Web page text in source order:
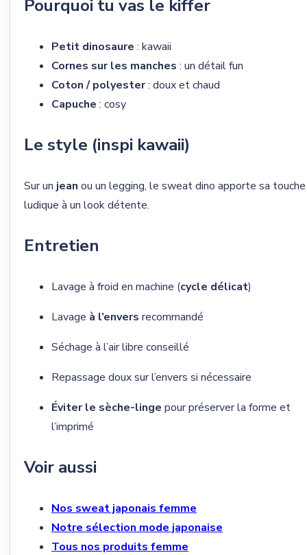
Pourquoi tu vas le kiffer
Petit dinosaure : kawaii
Cornes sur les manches : un détail fun
Coton / polyester: doux et chaud
Capuche : cosy
Le style (inspi kawaii)
Sur un jean ou un legging, le sweat dino apporte sa touche
ludique à un look détente.
Entretien
Lavage à froid en machine (cycle délicat)
Lavage à l’envers recommandé
Séchage à l’air libre conseillé
Repassage doux sur l’envers si nécessaire
Éviter le sèche-linge pour préserver la forme et
l’imprimé
Voir aussi
Nos sweat japonais femme
Notre sélection mode japonaise
Tous nos produits femme